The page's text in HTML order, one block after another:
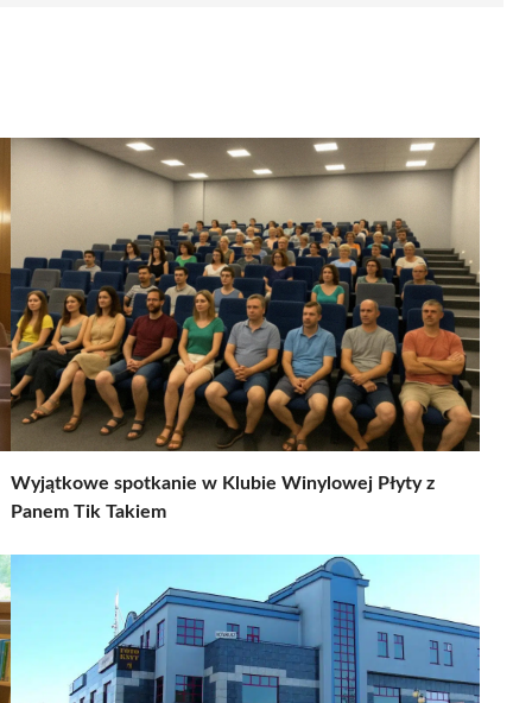
Wyjątkowe spotkanie w Klubie Winylowej Płyty z
Panem Tik Takiem